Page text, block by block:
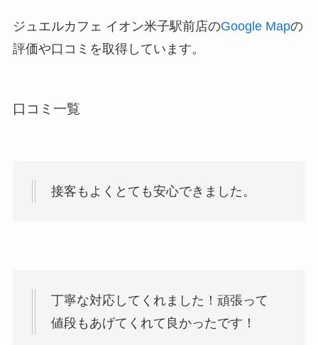
ジュエルカフェ イオン米子駅前店のGoogle Mapの
評価や口コミを取得しています。
口コミ一覧
接客もよくとても安心できました。
丁寧な対応してくれました！頑張って
値段もあげてくれて良かったです！